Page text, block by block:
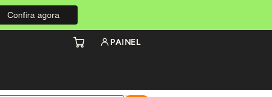
Confira agora
PAINEL